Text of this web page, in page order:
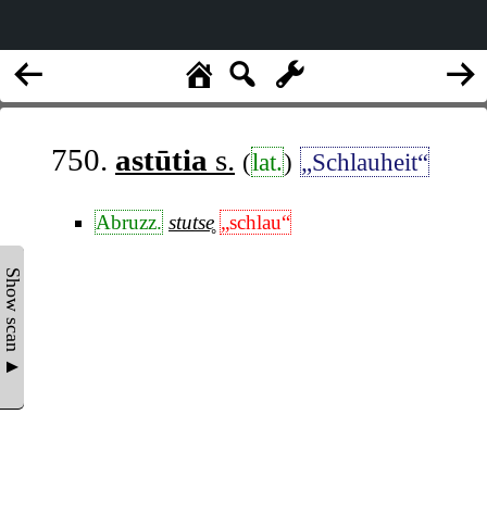
Show scan ▲
750. astūtia s. (lat.) „Schlauheit“
Abruzz. stutse̥ „schlau“